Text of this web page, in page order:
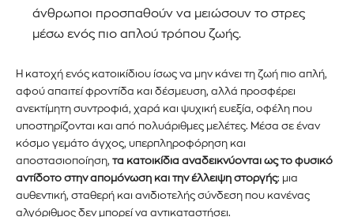
άνθρωποι προσπαθούν να μειώσουν το στρες
μέσω ενός πιο απλού τρόπου ζωής.
Η κατοχή ενός κατοικίδιου ίσως να μην κάνει τη ζωή πιο απλή,
αφού απαιτεί φροντίδα και δέσμευση, αλλά προσφέρει
ανεκτίμητη συντροφιά, χαρά και ψυχική ευεξία, οφέλη που
υποστηρίζονται και από πολυάριθμες μελέτες. Μέσα σε έναν
κόσμο γεμάτο άγχος, υπερπληροφόρηση και
αποστασιοποίηση, τα κατοικίδια αναδεικνύονται ως το φυσικό
αντίδοτο στην απομόνωση και την έλλειψη στοργής: μια
αυθεντική, σταθερή και ανιδιοτελής σύνδεση που κανένας
αλγόριθμος δεν μπορεί να αντικαταστήσει.